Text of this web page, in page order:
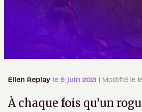
Ellen Replay le 9 juin 2021 | Modifié le
À chaque fois qu’un